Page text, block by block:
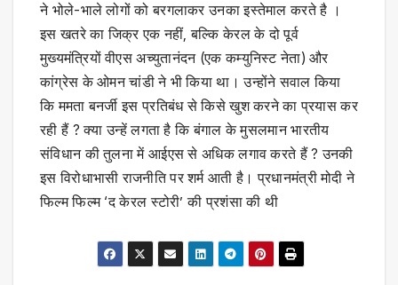
ने भोले-भाले लोगों को बरगलाकर उनका इस्तेमाल करते है ।
इस खतरे का जिक्र एक नहीं, बल्कि केरल के दो पूर्व
मुख्यमंत्रियों वीएस अच्युतानंदन (एक कम्युनिस्ट नेता) और
कांग्रेस के ओमन चांडी ने भी किया था। उन्होंने सवाल किया
कि ममता बनर्जी इस प्रतिबंध से किसे खुश करने का प्रयास कर
रही हैं ? क्या उन्हें लगता है कि बंगाल के मुसलमान भारतीय
संविधान की तुलना में आईएस से अधिक लगाव करते हैं ? उनकी
इस विरोधाभासी राजनीति पर शर्म आती है। प्रधानमंत्री मोदी ने
फिल्म फिल्म ‘द केरल स्टोरी’ की प्रशंसा की थी